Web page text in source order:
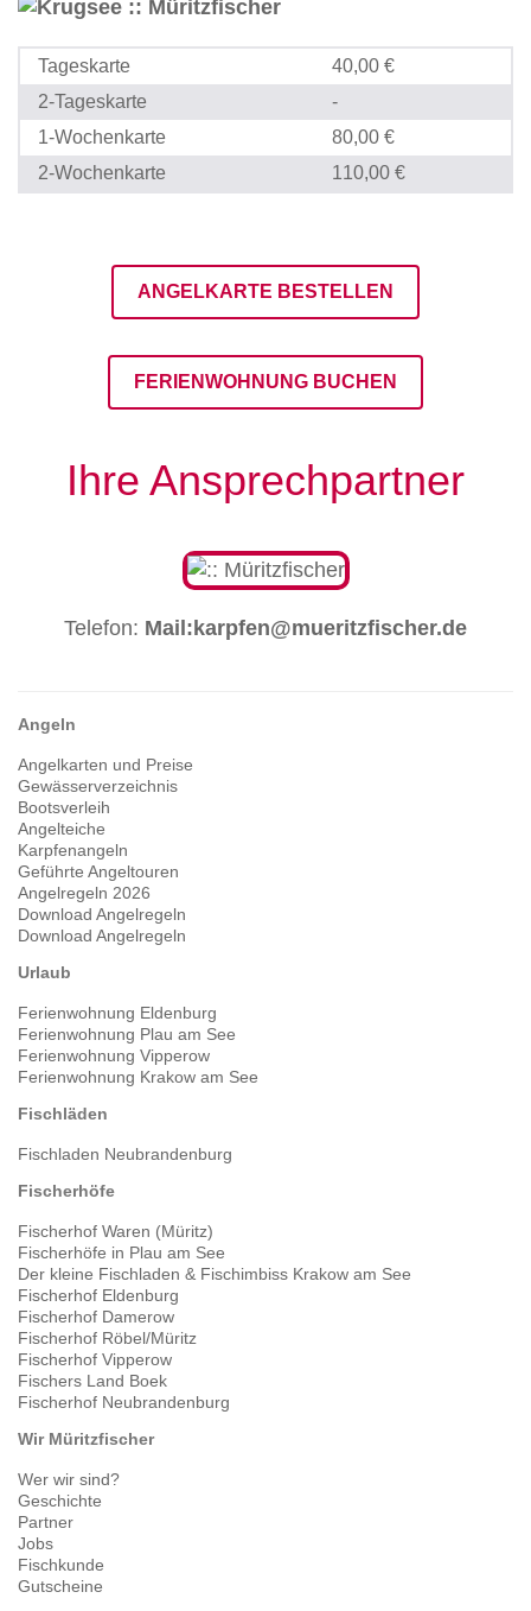
Tageskarte
40,00 €
2-Tageskarte
-
1-Wochenkarte
80,00 €
2-Wochenkarte
110,00 €
ANGELKARTE BESTELLEN
FERIENWOHNUNG BUCHEN
Ihre Ansprechpartner
Telefon: Mail:karpfen@mueritzfischer.de
Angeln
Angelkarten und Preise
Gewässerverzeichnis
Bootsverleih
Angelteiche
Karpfenangeln
Geführte Angeltouren
Angelregeln 2026
Download Angelregeln
Download Angelregeln
Urlaub
Ferienwohnung Eldenburg
Ferienwohnung Plau am See
Ferienwohnung Vipperow
Ferienwohnung Krakow am See
Fischläden
Fischladen Neubrandenburg
Fischerhöfe
Fischerhof Waren (Müritz)
Fischerhöfe in Plau am See
Der kleine Fischladen & Fischimbiss Krakow am See
Fischerhof Eldenburg
Fischerhof Damerow
Fischerhof Röbel/Müritz
Fischerhof Vipperow
Fischers Land Boek
Fischerhof Neubrandenburg
Wir Müritzfischer
Wer wir sind?
Geschichte
Partner
Jobs
Fischkunde
Gutscheine